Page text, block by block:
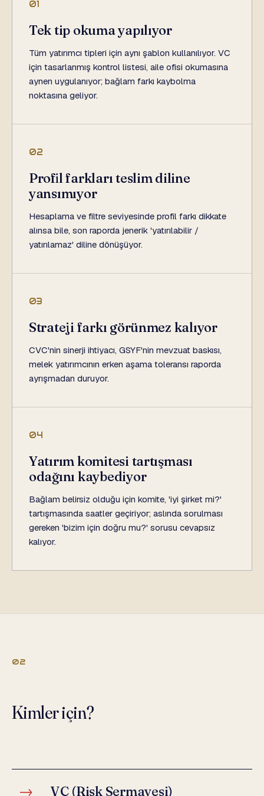
01
Tek tip okuma yapılıyor
Tüm yatırımcı tipleri için aynı şablon kullanılıyor. VC
için tasarlanmış kontrol listesi, aile ofisi okumasına
aynen uygulanıyor; bağlam farkı kaybolma
noktasına geliyor.
02
Profil farkları teslim diline
yansımıyor
Hesaplama ve filtre seviyesinde profil farkı dikkate
alınsa bile, son raporda jenerik 'yatırılabilir /
yatırılamaz' diline dönüşüyor.
03
Strateji farkı görünmez kalıyor
CVC'nin sinerji ihtiyacı, GSYF'nin mevzuat baskısı,
melek yatırımcının erken aşama toleransı raporda
ayrışmadan duruyor.
04
Yatırım komitesi tartışması
odağını kaybediyor
Bağlam belirsiz olduğu için komite, 'iyi şirket mi?'
tartışmasında saatler geçiriyor; aslında sorulması
gereken 'bizim için doğru mu?' sorusu cevapsız
kalıyor.
02
Kimler için?
→ VC (Risk Sermayesi)